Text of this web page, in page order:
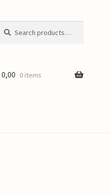
for:
0,00 0 items